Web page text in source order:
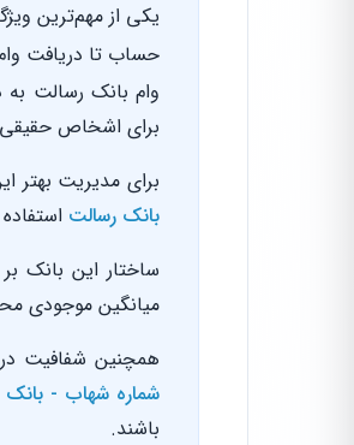
یکی از مهم‌ترین
حساب تا دریافت
برای اشخاص
برای مدیریت بهتر
بانک رسالت
ساختار این بانک
میانگین موجودی
همچنین شفافیت در
شماره شهاب - بانک
باشند.